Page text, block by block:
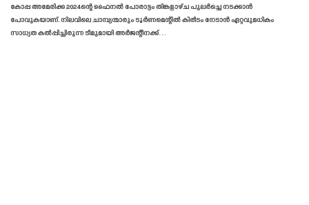
കോപ്പ അമേരിക്ക 2024ന്റെ ഫൈനൽ പോരാട്ടം തിങ്കളാഴ്‌ച പുലർച്ചെ നടക്കാൻ
പോവുകയാണ്. നിലവിലെ ചാമ്പ്യന്മാരും ടൂർണമെന്റിൽ കിരീടം നേടാൻ ഏറ്റവുമധികം
സാധ്യത കൽപ്പിച്ചിരുന്ന ടീമുമായി അർജന്റീനക്ക്…